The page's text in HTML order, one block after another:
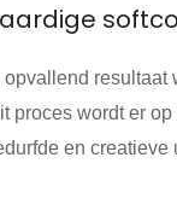
resultaat
proces wordt er
en